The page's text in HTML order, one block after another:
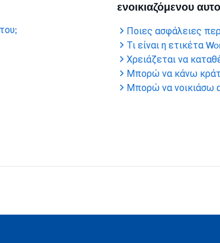
ενοικιαζόμενου
Ποιες ασφάλειες
Τι είναι η ετικέτα
Χρειάζεται να
Μπορώ να κάνω
Μπορώ να νοικιάσω